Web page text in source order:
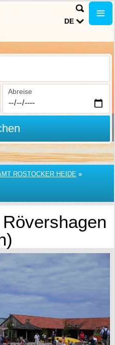
DE
Abreise
ROSTOCKER HEIDE »